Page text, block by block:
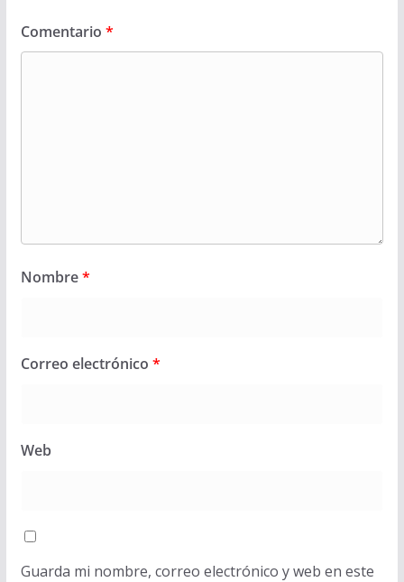
Comentario *
Nombre*
Correo electrónico *
Web
Guarda mi nombre, correo electrónico y web en este